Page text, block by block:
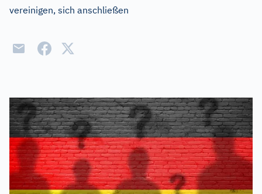
vereinigen, sich anschließen